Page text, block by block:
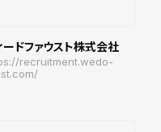
ードファウスト株式会社
recruitment.wedo-